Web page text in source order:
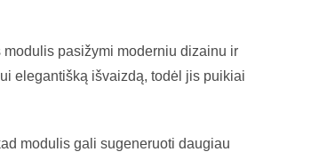
pasižymi moderniu dizainu ir
elegantišką išvaizdą, todėl jis puikiai
modulis gali sugeneruoti daugiau